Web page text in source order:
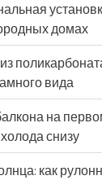
домах
вида
на
снизу
как